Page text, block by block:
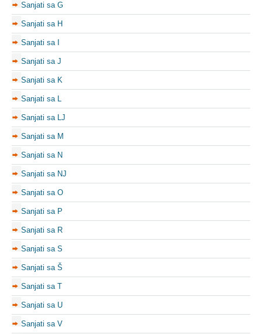
Sanjati sa G
Sanjati sa H
Sanjati sa I
Sanjati sa J
Sanjati sa K
Sanjati sa L
Sanjati sa LJ
Sanjati sa M
Sanjati sa N
Sanjati sa NJ
Sanjati sa O
Sanjati sa P
Sanjati sa R
Sanjati sa S
Sanjati sa Š
Sanjati sa T
Sanjati sa U
Sanjati sa V